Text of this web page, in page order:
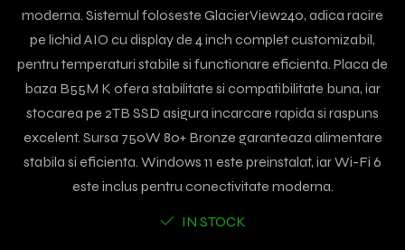
moderna. Sistemul foloseste GlacierView240, adica racire
pe lichid AIO cu display de 4 inch complet customizabil,
pentru temperaturi stabile si functionare eficienta. Placa de
baza B55M K ofera stabilitate si compatibilitate buna, iar
stocarea pe 2TB SSD asigura incarcare rapida si raspuns
excelent. Sursa 750W 80+ Bronze garanteaza alimentare
stabila si eficienta. Windows 11 este preinstalat, iar Wi-Fi 6
este inclus pentru conectivitate moderna.
IN STOCK